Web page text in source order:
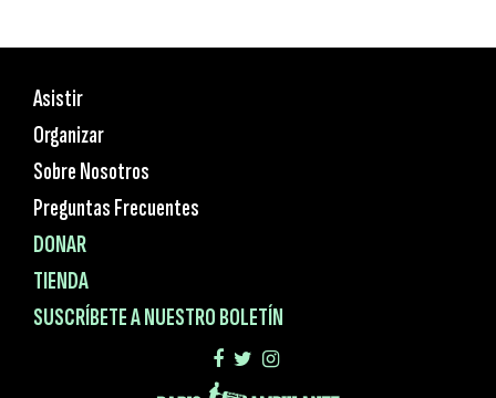
Asistir
Organizar
Sobre Nosotros
Preguntas Frecuentes
DONAR
TIENDA
SUSCRÍBETE A NUESTRO BOLETÍN